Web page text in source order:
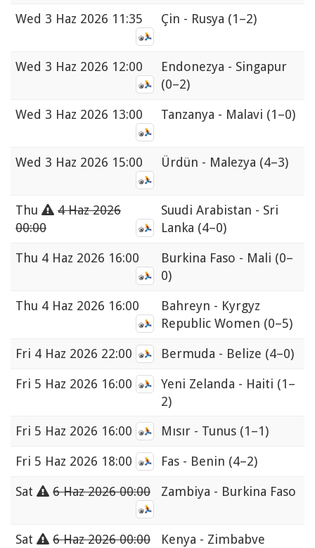
Wed 3 Haz 2026 11:35 Çin - Rusya (1–2)
Wed 3 Haz 2026 12:00
Endonezya - Singapur
(0–2)
Wed 3 Haz 2026 13:00 Tanzanya - Malavi (1–0)
Wed 3 Haz 2026 15:00 Ürdün - Malezya (4–3)
Thu
4 Haz 2026
00:00
Suudi Arabistan - Sri
Lanka (4–0)
Thu 4 Haz 2026 16:00 Burkina Faso - Mali (0–
0)
Thu 4 Haz 2026 16:00
Bahreyn - Kyrgyz
Republic Women (0–5)
Fri 4 Haz 2026 22:00 Bermuda - Belize (4–0)
Fri 5 Haz 2026 16:00 Yeni Zelanda - Haiti (1–
2)
Fri 5 Haz 2026 16:00 Mısır - Tunus (1–1)
Fri 5 Haz 2026 18:00 Fas - Benin (4–2)
Sat 6 Haz 2026 00:00 Zambiya - Burkina Faso
Sat 6 Haz 2026 00:00 Kenya - Zimbabve